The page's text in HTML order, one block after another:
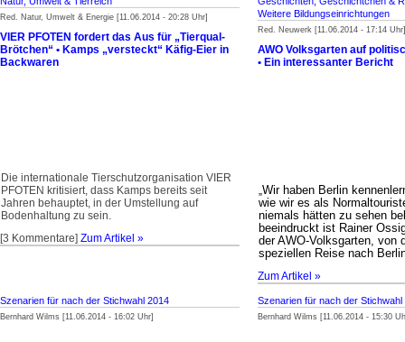
Red. Natur, Umwelt & Energie [11.06.2014 - 20:28 Uhr]
VIER PFOTEN fordert das Aus für „Tierqual-
Brötchen“ • Kamps „versteckt“ Käfig-Eier in
Backwaren
Die internationale Tierschutzorganisation VIER
PFOTEN kritisiert, dass Kamps bereits seit
Jahren behauptet, in der Umstellung auf
Bodenhaltung zu sein.
[3 Kommentare] Zum Artikel »
Weitere Bildungseinrichtungen
Red. Neuwerk [11.06.2014 - 17:14 Uhr]
AWO Volksgarten auf
• Ein interessanter Bericht
„Wir haben Berlin
wie wir es als
niemals hätten zu sehen
beeindruckt ist Rainer
der AWO-Volksgarten, von
speziellen Reise nach
Zum Artikel »
Szenarien für nach der Stichwahl 2014
Bernhard Wilms [11.06.2014 - 16:02 Uhr]
Szenarien für nach der Stichwahl
Bernhard Wilms [11.06.2014 - 15:30